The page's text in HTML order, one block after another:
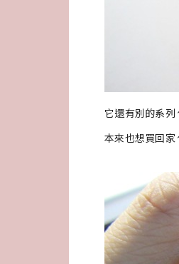
它還有別的系
本來也想買回家